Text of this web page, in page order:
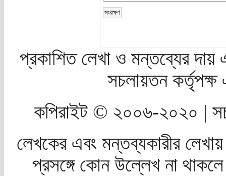
প্রকাশিত লেখা ও মন্তব্যের দায়
সচলায়তন
কপিরাইট © ২০০৬-২০২০ |
লেখকের এবং মন্তব্যকারীর
প্রসঙ্গে কোন উল্লেখ না